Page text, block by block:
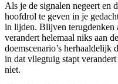
Als je de signalen negeert en
hoofdrol te geven in je
in lijden. Blijven terugdenken
verandert helemaal niks aan
doemscenario’s herhaaldelijk
in dat vliegtuig stapt
niet.